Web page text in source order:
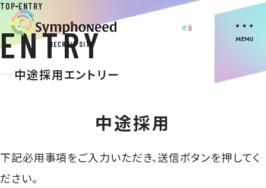
ENTRY
TOP ENTRY
ENTRY
中途採用エントリー
中途採用
下記必用事項をご入力いただき、送信ボタンを押してく
ださい。